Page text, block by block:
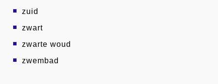
zuid
zwart
zwarte woud
zwembad